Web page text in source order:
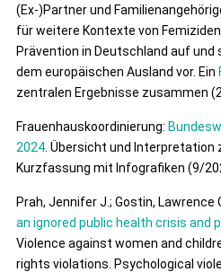
(Ex-)Partner und
für weitere Kontexte von
Prävention in Deutschland auf
dem europäischen Ausland vor. Ein
zentralen Ergebnisse zusammen
Frauenhauskoordinierung:
2024 . Übersicht und Interpretation
Kurzfassung mit Infografiken (9/
Prah, Jennifer J.; Gostin, Lawrence
an ignored public health crisis and
Violence against women and
rights violations. Psychological